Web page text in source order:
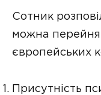
Сотник
можна
європейських
Присутність